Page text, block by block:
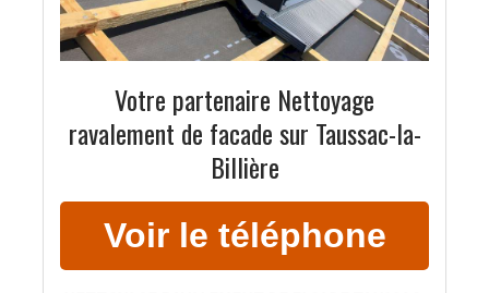
Votre partenaire Nettoyage
ravalement de facade sur Taussac-la-
Billière